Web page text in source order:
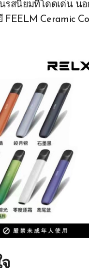
สนิยมที่โดดเด่น น
Ceramic